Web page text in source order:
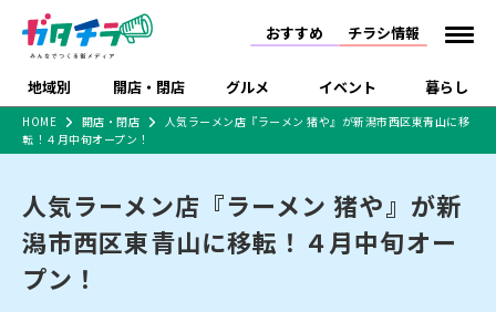
おすすめ チラシ情報
地域別 開店・閉店 グルメ イベント 暮らし
新潟市 下越
中越
開店 閉店
リニューアル・移転
ラーメン 現地レポート
和食
体験・販売 祭り・伝統行事
趣味・展示会
施設・ショップ
住宅メーカー・工務
店
食品メーカー・県産
特売セール インタビュー
特集・まとめ記事
食品スーパー・コンビ
ショッピングモール・
大型施設
ドラッグストア・ホーム
センター
HOME 開店・閉店
人気ラーメン店『ラーメン 猪や』が新潟市西区東青山に移
転！４月中旬オープン！
人気ラーメン店『ラーメン 猪や』が新
潟市西区東青山に移転！４月中旬オー
プン！